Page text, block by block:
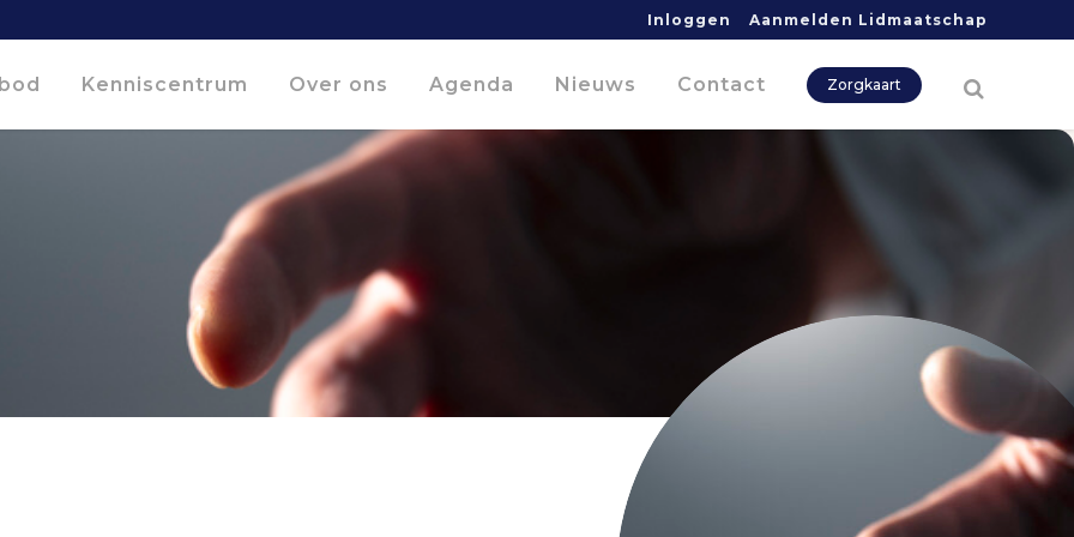
Inloggen Aanmelden Lidmaatschap
Zorgkaart
Kenniscentrum Over ons Agenda Nieuws Contact